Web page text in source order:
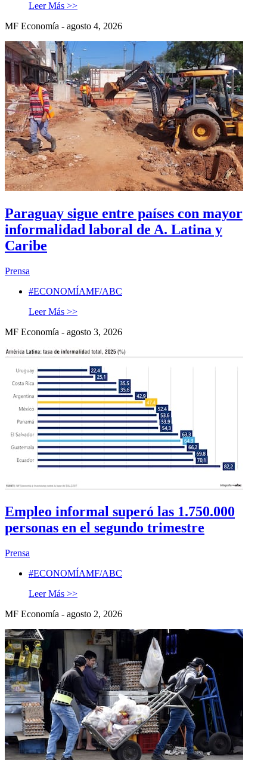
Leer Más >>
MF Economía - agosto 4, 2026
Paraguay sigue entre países con mayor
informalidad laboral de A. Latina y
Caribe
Prensa
#ECONOMÍAMF/ABC
Leer Más >>
MF Economía - agosto 3, 2026
Empleo informal superó las 1.750.000
personas en el segundo trimestre
Prensa
#ECONOMÍAMF/ABC
Leer Más >>
MF Economía - agosto 2, 2026